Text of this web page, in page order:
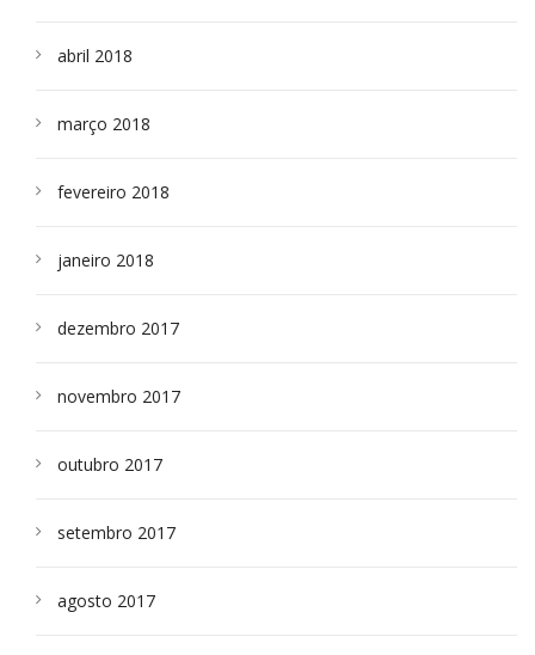
abril 2018
março 2018
fevereiro 2018
janeiro 2018
dezembro 2017
novembro 2017
outubro 2017
setembro 2017
agosto 2017